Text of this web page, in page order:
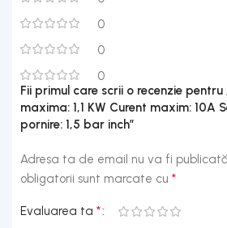
0
0
0
Fii primul care scrii o recenzie pentru
maxima: 1,1 KW Curent maxim: 10A
pornire: 1,5 bar inch”
Adresa ta de email nu va fi
obligatorii sunt marcate cu *
Evaluarea ta *